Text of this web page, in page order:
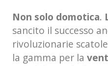
Non solo domotica.
sancito il successo
rivoluzionarie
la gamma per la